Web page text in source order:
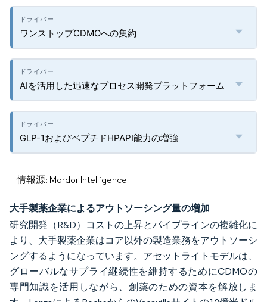
ワンストップCDMOへの集約
AIを活用した迅速なプロセス開発プラットフォーム
GLP-1およびペプチドHPAPI能力の増強
情報源: Mordor Intelligence
大手製薬企業によるアウトソーシング量の増加
研究開発（R&D）コストの上昇とパイプラインの複雑化に
より、大手製薬企業はコア以外の製造業務をアウトソーシ
ングするようになっています。アセットライトモデルは、
グローバルなサプライ継続性を維持するためにCDMOの
専門知識を活用しながら、創薬のための資本を解放しま